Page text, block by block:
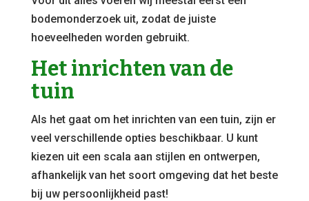
bodemonderzoek uit, zodat de juiste
hoeveelheden worden gebruikt.
Het inrichten van de
tuin
Als het gaat om het inrichten van een tuin, zijn er
veel verschillende opties beschikbaar. U kunt
kiezen uit een scala aan stijlen en ontwerpen,
afhankelijk van het soort omgeving dat het beste
bij uw persoonlijkheid past!